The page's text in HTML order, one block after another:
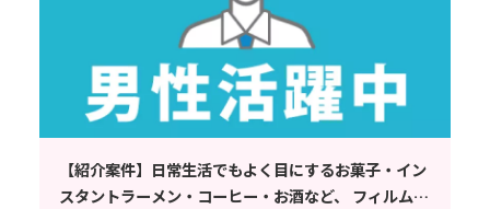
【紹介案件】日常生活でもよく目にするお菓子・イン
スタントラーメン・コーヒー・お酒など、 フィルムや